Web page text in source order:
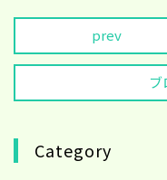
prev
Category